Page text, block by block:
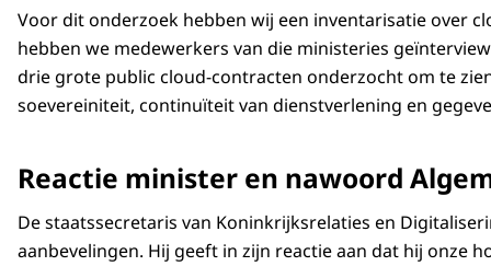
Voor dit onderzoek hebben wij een inventarisatie over
hebben we medewerkers van die ministeries
drie grote public cloud-contracten onderzocht om te
soevereiniteit, continuïteit van dienstverlening en
Reactie minister en nawoord
De staatssecretaris van Koninkrijksrelaties en
aanbevelingen. Hij geeft in zijn reactie aan dat hij onze